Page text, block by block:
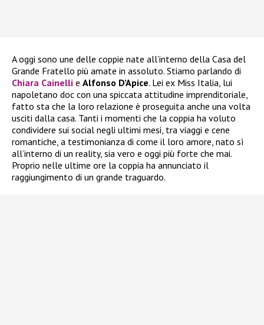
A oggi sono une delle coppie nate all’interno della Casa del
Grande Fratello più amate in assoluto. Stiamo parlando di
Chiara Cainelli e Alfonso D’Apice. Lei ex Miss Italia, lui
napoletano doc con una spiccata attitudine imprenditoriale,
fatto sta che la loro relazione è proseguita anche una volta
usciti dalla casa. Tanti i momenti che la coppia ha voluto
condividere sui social negli ultimi mesi, tra viaggi e cene
romantiche, a testimonianza di come il loro amore, nato sì
all’interno di un reality, sia vero e oggi più forte che mai.
Proprio nelle ultime ore la coppia ha annunciato il
raggiungimento di un grande traguardo.